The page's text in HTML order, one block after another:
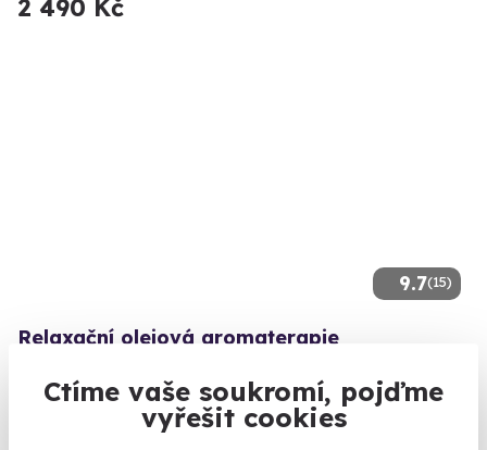
Ctíme vaše soukromí, pojďme
vyřešit cookies
2 490 Kč
9.7(15)
Relaxační olejová aromaterapie
Praha 1